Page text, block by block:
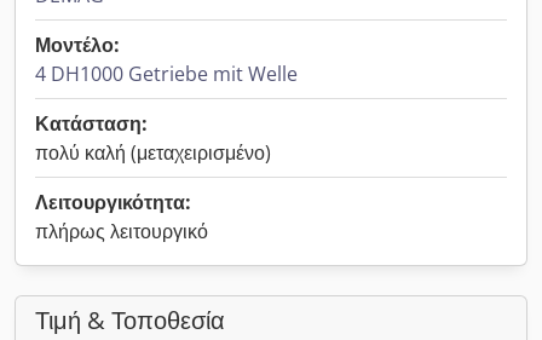
Μοντέλο:
4 DH1000 Getriebe mit Welle
Κατάσταση:
πολύ καλή (μεταχειρισμένο)
Λειτουργικότητα:
πλήρως λειτουργικό
Τιμή & Τοποθεσία